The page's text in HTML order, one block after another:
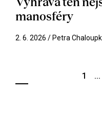
manosféry
2. 6. 2026 / Petra
1 ...